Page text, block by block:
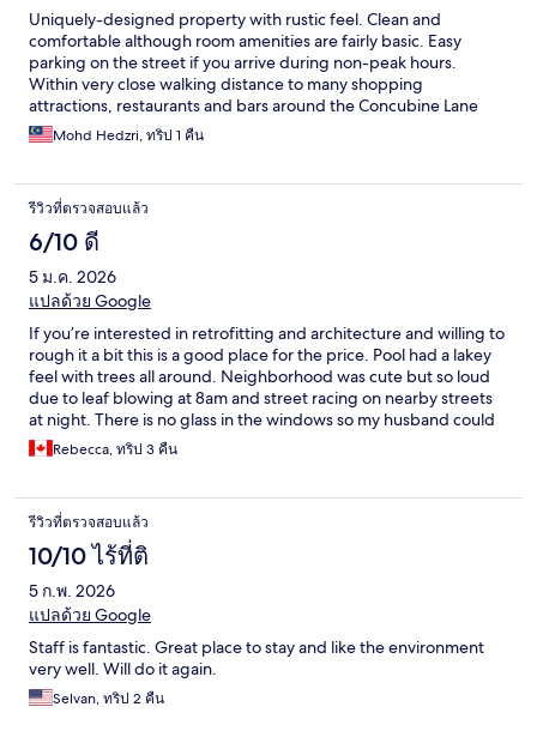
Uniquely-designed property with rustic feel. Clean and
comfortable although room amenities are fairly basic. Easy
parking on the street if you arrive during non-peak hours.
Within very close walking distance to many shopping
attractions, restaurants and bars around the Concubine Lane
and surrounding areas. Rooms walls are quite thin so you could
hear sounds (foot steps, voices, toilet flush, shower, crying kids,
considerate during our stay there and kept their noise to the
minimum. Pillows are soft but not very comfortable (too low) for
side sleeper like me which caused a bit of neck strain in the
morning. If you are very particular about this, bring along a 2nd
slim pillow to add height.
Mohd Hedzri, ทริป 1 คืน
รีวิวที่ตรวจสอบแล้ว
6/10 ดี
5 ม.ค. 2026
แปลด้วย Google
If you’re interested in retrofitting and architecture and willing to
rough it a bit this is a good place for the price. Pool had a lakey
feel with trees all around. Neighborhood was cute but so loud
due to leaf blowing at 8am and street racing on nearby streets
at night. There is no glass in the windows so my husband could
talk to me through the wall from outside at the pool. Literally
talking through the wall because no sound proofing
place like hot water knobs shaped like moon cakes only there
was no hot water only room temp. Floor boards needed fixing
not just a plaster and paint patch up. Bed side tables have lights
within them but sometimes did not work. Overall lighting was
too dim and because no glass you could not open main window.
What else, bed platform too big and placed so close to
good for anyone with mobility issues as bed so low hard to get
in and out of. Stairs treacherous. Only one gate of the complex
is open at night. We were not informed of this and had to jump
Rebecca, ทริป 3 คืน
รีวิวที่ตรวจสอบแล้ว
10/10 ไร้ที่ติ
5 ก.พ. 2026
แปลด้วย Google
Staff is fantastic. Great place to stay and like the environment
very well. Will do it again.
Selvan, ทริป 2 คืน